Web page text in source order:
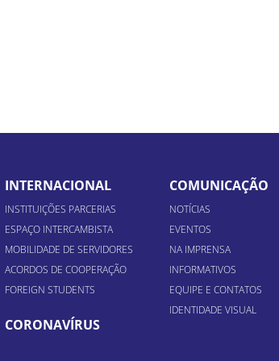
INTERNACIONAL
INSTITUIÇÕES PARCERIAS
ESPAÇO INTERCAMBISTA
MOBILIDADE DE SERVIDORES
ACORDOS DE COOPERAÇÃO
FOREIGN STUDENTS
CORONAVÍRUS
COMUNICAÇÃO
NOTÍCIAS
EVENTOS
NA IMPRENSA
INFORMATIVOS
EQUIPE E CONTATOS
IDENTIDADE VISUAL